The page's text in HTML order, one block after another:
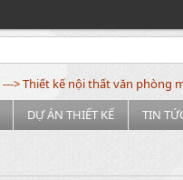
---> Thiết kế nội thất văn phòng
DỰ ÁN THIẾT KẾ TIN